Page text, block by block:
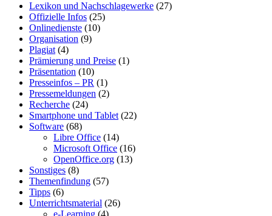
Lexikon und Nachschlagewerke (27)
Offizielle Infos (25)
Onlinedienste (10)
Organisation (9)
Plagiat (4)
Prämierung und Preise (1)
Präsentation (10)
Presseinfos – PR (1)
Pressemeldungen (2)
Recherche (24)
Smartphone und Tablet (22)
Software (68)
Libre Office (14)
Microsoft Office (16)
OpenOffice.org (13)
Sonstiges (8)
Themenfindung (57)
Tipps (6)
Unterrichtsmaterial (26)
e-Learning (4)